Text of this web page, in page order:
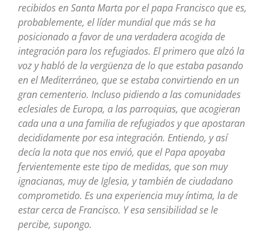
recibidos en Santa Marta por el papa Francisco que es,
probablemente, el líder mundial que más se ha
posicionado a favor de una verdadera acogida de
integración para los refugiados. El primero que alzó la
voz y habló de la vergüenza de lo que estaba pasando
en el Mediterráneo, que se estaba convirtiendo en un
gran cementerio. Incluso pidiendo a las comunidades
eclesiales de Europa, a las parroquias, que acogieran
cada una a una familia de refugiados y que apostaran
decididamente por esa integración. Entiendo, y así
decía la nota que nos envió, que el Papa apoyaba
fervientemente este tipo de medidas, que son muy
ignacianas, muy de Iglesia, y también de ciudadano
comprometido. Es una experiencia muy íntima, la de
estar cerca de Francisco. Y esa sensibilidad se le
percibe, supongo.